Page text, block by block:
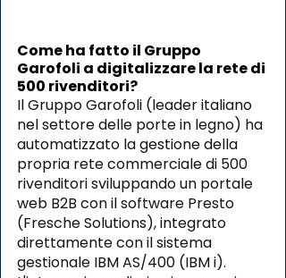
Come ha fatto il Gruppo
Garofoli a digitalizzare la rete di
500 rivenditori?
Il Gruppo Garofoli (leader italiano
nel settore delle porte in legno) ha
automatizzato la gestione della
propria rete commerciale di 500
rivenditori sviluppando un portale
web B2B con il software Presto
(Fresche Solutions), integrato
direttamente con il sistema
gestionale IBM AS/400 (IBM i).